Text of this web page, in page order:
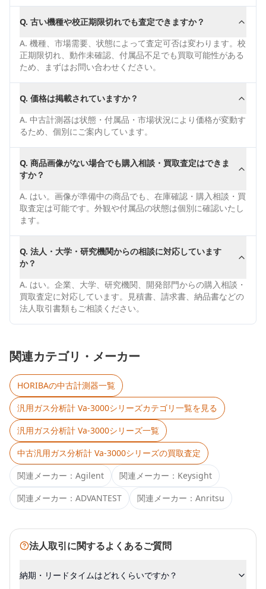
Q. 古い機種や校正期限切れでも査定できますか？
A. 機種、市場需要、状態によって査定可否は変わります。校
正期限切れ、動作未確認、付属品不足でも買取可能性がある
ため、まずはお問い合わせください。
Q. 価格は掲載されていますか？
A. 中古計測器は状態・付属品・市場状況により価格が変動す
るため、個別にご案内しています。
Q. 商品画像がない場合でも購入相談・買取査定はできま
すか？
A. はい。画像が準備中の商品でも、在庫確認・購入相談・買
取査定は可能です。外観や付属品の状態は個別に確認いたし
ます。
Q. 法人・大学・研究機関からの相談に対応しています
か？
A. はい。企業、大学、研究機関、開発部門からの購入相談・
買取査定に対応しています。見積書、請求書、納品書などの
法人取引書類もご相談ください。
関連カテゴリ・メーカー
HORIBAの中古計測器一覧
汎用ガス分析計 Va-3000シリーズカテゴリ一覧を見る
汎用ガス分析計 Va-3000シリーズ一覧
中古汎用ガス分析計 Va-3000シリーズの買取査定
関連メーカー： Agilent 関連メーカー： Keysight
関連メーカー： ADVANTEST 関連メーカー： Anritsu
法人取引に関するよくあるご質問
納期・リードタイムはどれくらいですか？